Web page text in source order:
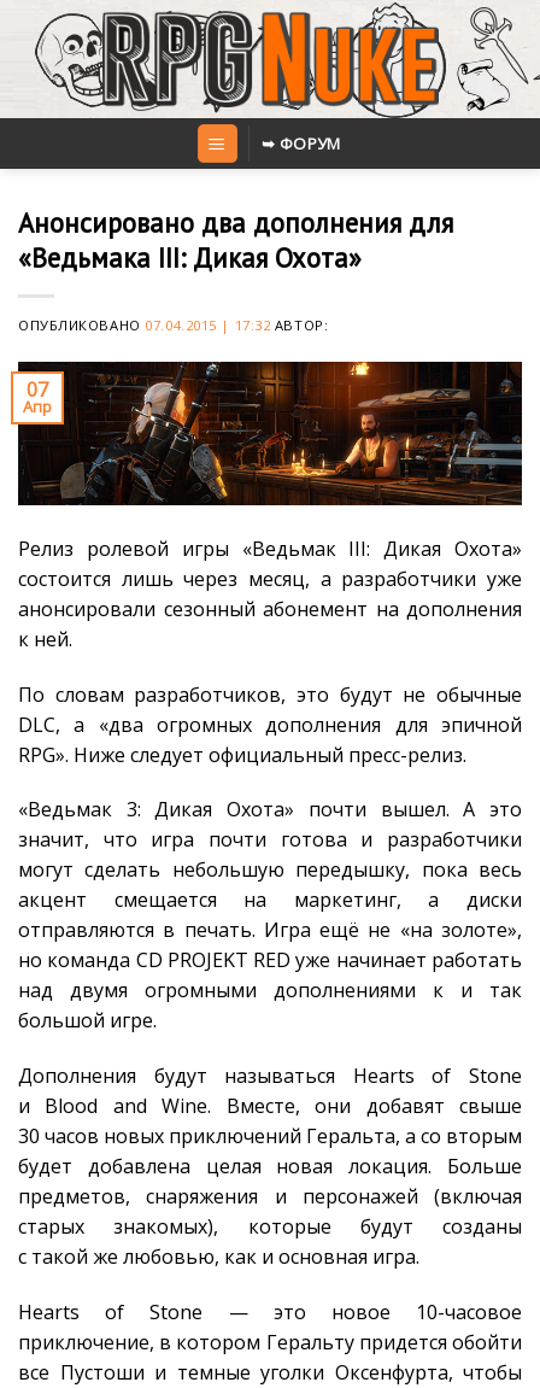
content
➥ ФОРУМ
Анонсировано два дополнения для
«Ведьмака III: Дикая Охота»
ОПУБЛИКОВАНО 07.04.2015 | 17:32АВТОР:
07
Апр
Релиз ролевой игры «Ведьмак III: Дикая Охота»
состоится лишь через месяц, а разработчики уже
анонсировали сезонный абонемент на дополнения
к ней.
По словам разработчиков, это будут не обычные
DLC, а «два огромных дополнения для эпичной
RPG». Ниже следует официальный пресс-релиз.
«Ведьмак 3: Дикая Охота» почти вышел. А это
значит, что игра почти готова и разработчики
могут сделать небольшую передышку, пока весь
акцент смещается на маркетинг, а диски
отправляются в печать. Игра ещё не «на золоте»,
но команда CD PROJEKT RED уже начинает работать
над двумя огромными дополнениями к и так
большой игре.
Дополнения будут называться Hearts of Stone
и Blood and Wine. Вместе, они добавят свыше
30 часов новых приключений Геральта, а со вторым
будет добавлена целая новая локация. Больше
предметов, снаряжения и персонажей (включая
старых знакомых), которые будут созданы
с такой же любовью, как и основная игра.
Hearts of Stone — это новое 10-часовое
приключение, в котором Геральту придется обойти
все Пустоши и темные уголки Оксенфурта, чтобы